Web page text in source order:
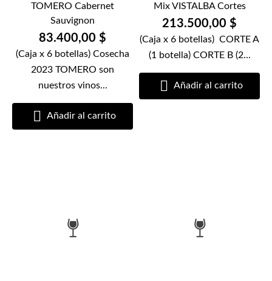
TOMERO Cabernet
Sauvignon
83.400,00 $
(Caja x 6 botellas) Cosecha
2023 TOMERO son
nuestros vinos...
 Añadir al carrito
Mix VISTALBA Cortes
213.500,00 $
(Caja x 6 botellas) CORTE A
(1 botella) CORTE B (2...
 Añadir al carrito